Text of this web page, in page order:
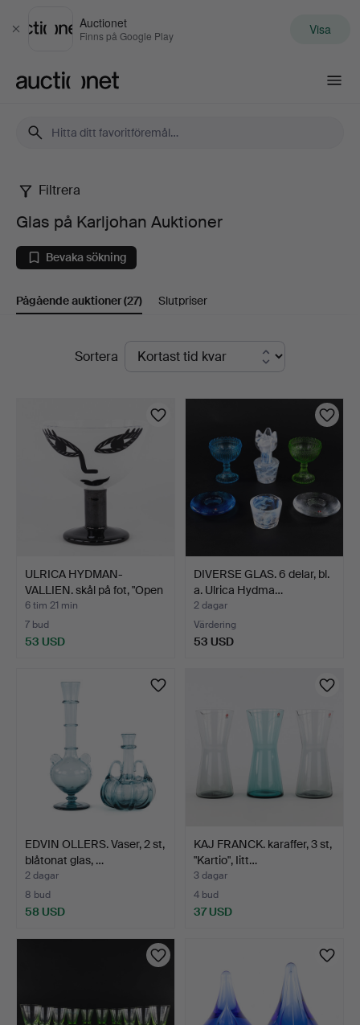
Stäng
Auctionet
Finns på Google Play Visa
Glas
på
Karljohan
Auktioner
Filtrera
Glas på Karljohan Auktioner
Bevaka sökning
Pågående auktioner(27) Slutpriser
PågåendeSortera
ULRICA HYDMAN-
VALLIEN. skål på fot, "Open
…
6 tim 21 min
7 bud
53 USD
DIVERSE GLAS. 6 delar, bl.
a. Ulrica Hydma…
2 dagar
Värdering
53 USD
EDVIN OLLERS. Vaser, 2 st,
blåtonat glas, …
2 dagar
8 bud
58 USD
KAJ FRANCK. karaffer, 3 st,
"Kartio", Iitt…
3 dagar
4 bud
37 USD